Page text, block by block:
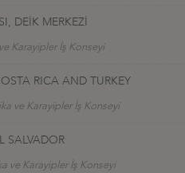
DEİK MERKEZİ
Karayipler İş Konseyi
RICA AND TURKEY
ve Karayipler İş Konseyi
SALVADOR
ve Karayipler İş Konseyi